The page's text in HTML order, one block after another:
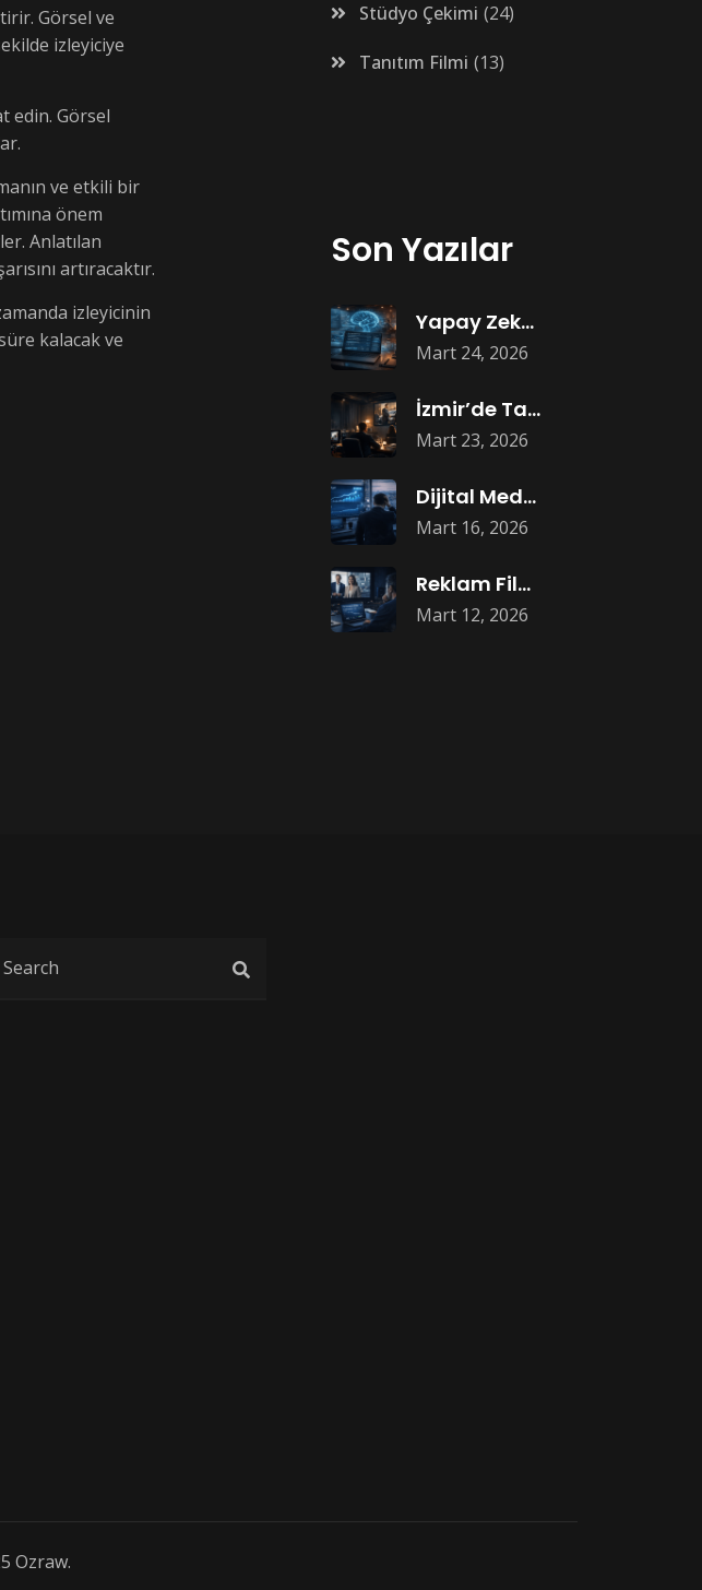
Görsel ve
izleyiciye
edin. Görsel
ve etkili bir
önem
Anlatılan
artıracaktır.
izleyicinin
kalacak ve
Stüdyo Çekimi 24
Tanıtım Filmi 13
Son Yazılar
Mart 24, 2026
Yapay Zekâ ile Reklam Metni Yazmak
Mart 23, 2026
İzmir’de Tanıtım Filmi Yapan Markalar Neden
Mart 16, 2026
Dijital Medyada Büyüme Neden Bütçe Artışıyla
Mart 12, 2026
Reklam Filmi Çekildi Ama Sonuç Gelmedi:
Ozraw.